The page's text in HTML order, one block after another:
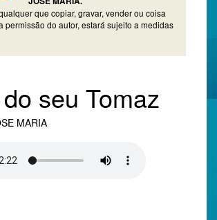
que copiar, gravar, vender ou coisa
permissão do autor, estará sujeito a medidas
seu Tomaz
MARIA